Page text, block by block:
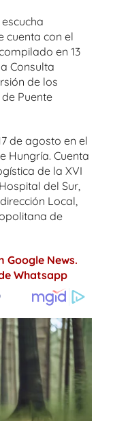
cuenta con el
en 13
Consulta
de los
Puente
de agosto en el
Hungría. Cuenta
de la XVI
del Sur,
Local,
de
Google News.
Whatsapp